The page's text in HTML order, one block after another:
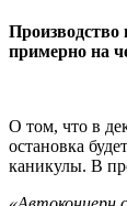
Производство
примерно на
О том, что в
остановка
каникулы. В